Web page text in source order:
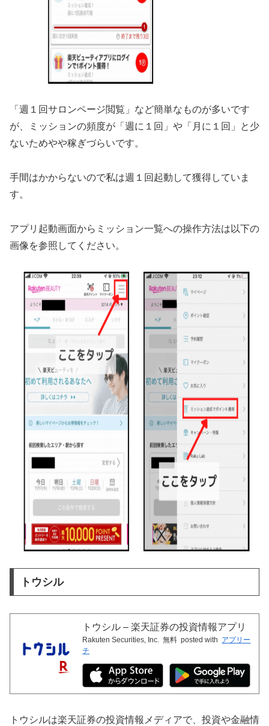
「週１回サロンページ閲覧」など簡単なものが多いです
が、ミッションの頻度が「週に１回」や「月に１回」と少
ないためやや稼ぎづらいです。
手間はかからないので私は週１回起動して獲得していま
す。
アプリ起動画面からミッション一覧への操作方法は以下の
画像を参照してください。
トウシル
トウシル – 楽天証券の投資情報アプリ
Rakuten Securities, Inc. 無料 posted with アプリー
チ
トウシルは楽天証券の投資情報メディアで、投資や金融情